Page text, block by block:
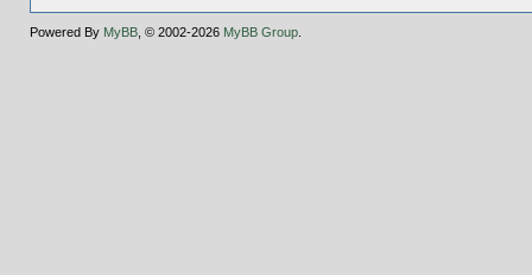
Powered By MyBB, © 2002-2026 MyBB Group.